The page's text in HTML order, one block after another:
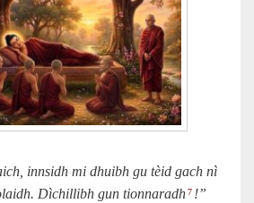
innsidh mi dhuibh gu tèid gach nì
Dìchillibh gun tionnaradh 7 !”